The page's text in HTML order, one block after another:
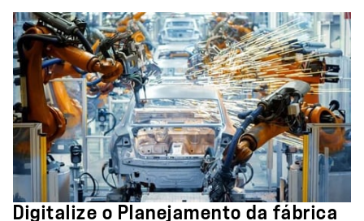
Digitalize o Planejamento da fábrica